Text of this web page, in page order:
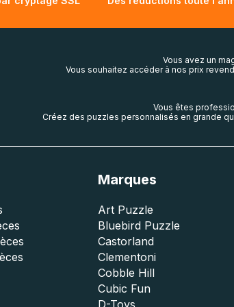
Vous avez un
Vous souhaitez accéder à nos prix
Vous êtes
Créez des puzzles personnalisés en grande
Marques
Art Puzzle
Bluebird Puzzle
Castorland
Clementoni
Cobble Hill
Cubic Fun
D-Toys